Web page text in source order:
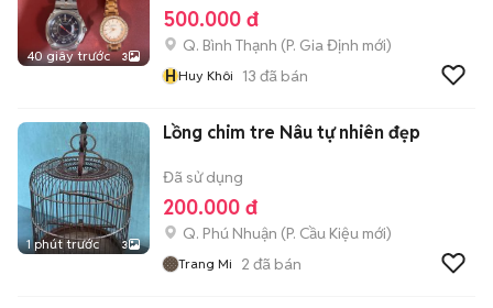
40 giây trước 3
500.000 đ
Q. Bình Thạnh (P. Gia Định mới)
HHuy Khôi 13 đã bán
1 phút trước 3
Lồng chim tre Nâu tự nhiên đẹp
Đã sử dụng
200.000 đ
Q. Phú Nhuận (P. Cầu Kiệu mới)
Trang Mi 2 đã bán